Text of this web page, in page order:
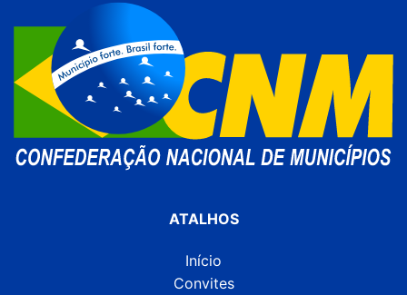
ATALHOS
Início
Convites